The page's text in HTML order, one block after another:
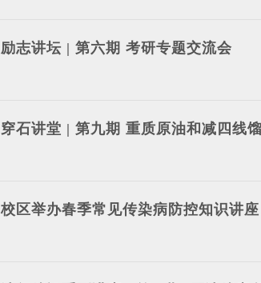
励志讲坛 | 第六期 考研专题交流会
穿石讲堂 | 第九期 重质原油和减四线
校区举办春季常见传染病防控知识讲座